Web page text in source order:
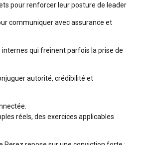
pour renforcer leur posture de leader
communiquer avec assurance et
internes qui freinent parfois la prise de
autorité, crédibilité et
réels, des exercices applicables